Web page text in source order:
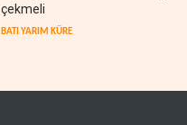
çekmeli
BATI YARIM KÜRE